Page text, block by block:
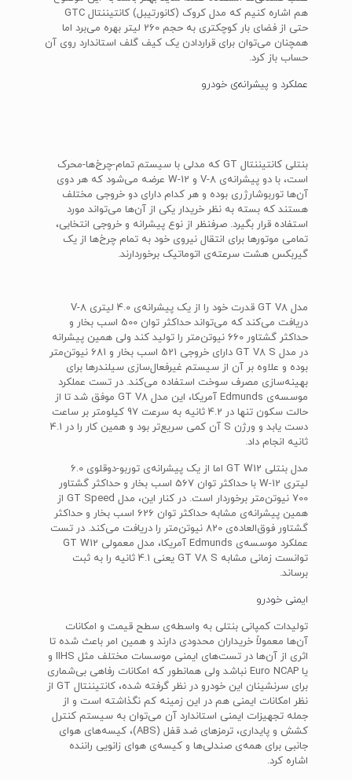
هم اشاره کنیم که مدل کروک (کانورتیبل) کانتیننتال GTC
حتی از فضای بار کوچکتری به حجم 260 لیتر بهره می‌برد اما
همچنان می‌توان برای قراردادن یک کیف گلف استاندارد روی آن
حساب باز کرد.
عملکرد و پیشرانه‌ی خودرو
بنتلی کانتیننتال GT که مدلی با سیستم تمام-چرخ‌ها-محرک
است، با دو پیشرانه‌ی V-8 و W-12 عرضه می‌شود که هر دوی
آن‌ها توربوشارژری بوده و هر کدام دارای دو خروجی مختلف
هستند که بسته به نظر خریدار یکی از آن‌ها می‌تواند مورد
استفاده قرار بگیرد. صرفنظر از نوع پیشرانه و خروجی انتخابی،
تمامی موتورها برای انتقال نیروی خود به تمام چرخ‌ها از یک
گیربکس هشت سرعته‌ی اتوماتیک برخوردارند.
مدل GT V8 قدرت خود را از یک پیشرانه‌ی 4.0 لیتری V-8
دریافت می‌کند که می‌تواند حداکثر توان 500 اسب بخار و
حداکثر گشتاور 660 نیوتن‌متر را تولید کند ولی همین پیشرانه
در مدل GT V8 S دارای خروجی 521 اسب بخار و 681 نیوتن‌متر
بوده و علاوه بر آن از سیستم غیرفعال‌سازی سیلندرها برای
بهینه‌سازی مصرف سوخت استفاده می‌کند. در تست عملکرد
موسسه‌ی Edmunds آمریکا، این مدل GT V8 موفق شد تا از
حالت سکون تنها در 4.2 ثانیه به سرعت 97 کیلومتر بر ساعت
دست یابد و ورژن S آن کمی سریع‌تر بود و همین کار را در 4.1
ثانیه انجام داد.
مدل بنتلی GT W12 اما از یک پیشرانه‌ی توربو-دوقلوی 6.0
لیتری W-12 با حداکثر توان 567 اسب بخار و حداکثر گشتاور
700 نیوتن‌متر برخوردار است. در کنار این، مدل GT Speed از
همین پیشرانه‌ی مشابه حداکثر توان 626 اسب بخار و حداکثر
گشتاور فوق‌العاده‌ی 820 نیوتن‌متر را دریافت می‌کند. در تست
عملکرد موسسه‌ی Edmunds آمریکا، مدل معمولی GT W12
توانست زمانی مشابه GT V8 S یعنی 4.1 ثانیه را به ثبت
برساند.
ایمنی خودرو
تولیدات کمپانی بنتلی به واسطه‌ی سطح قیمت و امکانات
آن‌ها معمولاً خریداران محدودی دارند و همین امر باعث شده تا
اثری از آن‌ها در تست‌های ایمنی موسسات مختلف مثل IIHS و
یا Euro NCAP نباشد ولی همانطور که امکانات رفاهی بی‌شماری
برای سرنشینان این خودرو در نظر گرفته شده، کانتیننتال GT از
نظر امکانات ایمنی هم در این زمینه کم نگذاشته است و از
جمله تجهیزات ایمنی استاندارد آن می‌توان به سیستم کنترل
کشش و پایداری، ترمزهای ضد قفل (ABS)، کیسه‌های هوای
جانبی برای همه‌ی صندلی‌ها و کیسه‌ی هوای زانویی راننده
اشاره کرد.